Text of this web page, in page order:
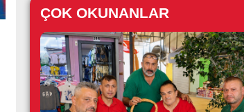
ÇOK OKUNANLAR